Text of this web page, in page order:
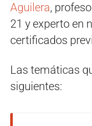
Aguilera,
21 y experto en
certificados
Las temáticas
siguientes: